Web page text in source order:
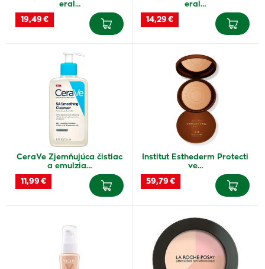
eral…
19,49 €
eral…
14,29 €
CeraVe Zjemňujúca čistiac
a emulzia…
11,99 €
Institut Esthederm Protecti
ve…
59,79 €